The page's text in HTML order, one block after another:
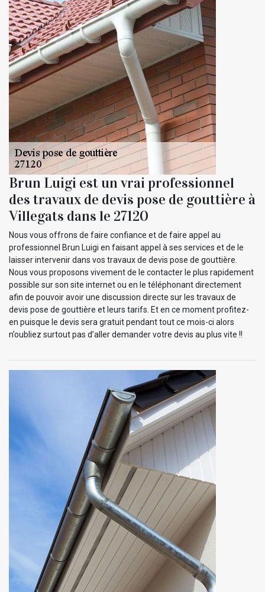
Brun Luigi est un vrai professionnel
des travaux de devis pose de gouttière à
Villegats dans le 27120
Nous vous offrons de faire confiance et de faire appel au
professionnel Brun Luigi en faisant appel à ses services et de le
laisser intervenir dans vos travaux de devis pose de gouttière.
Nous vous proposons vivement de le contacter le plus rapidement
possible sur son site internet ou en le téléphonant directement
afin de pouvoir avoir une discussion directe sur les travaux de
devis pose de gouttière et leurs tarifs. Et en ce moment profitez-
en puisque le devis sera gratuit pendant tout ce mois-ci alors
n’oubliez surtout pas d’aller demander votre devis au plus vite !!